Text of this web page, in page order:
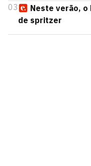
03
Neste verão, o
de spritzer